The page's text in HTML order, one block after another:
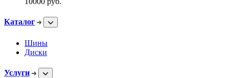
Каталог
Шины
Диски
Услуги